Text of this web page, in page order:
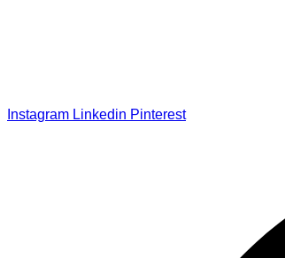
Instagram Linkedin Pinterest